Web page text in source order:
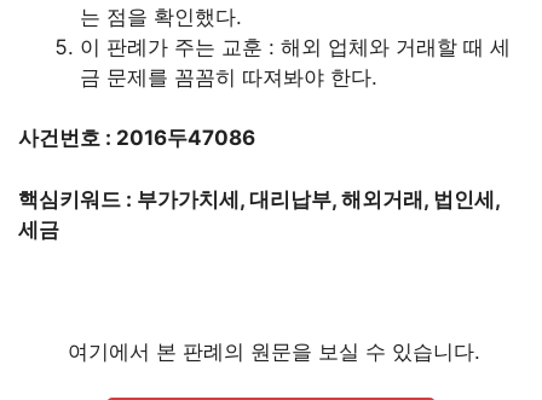
는 점을 확인했다.
이 판례가 주는 교훈 : 해외 업체와 거래할 때 세
금 문제를 꼼꼼히 따져봐야 한다.
사건번호 : 2016두47086
핵심키워드 : 부가가치세, 대리납부, 해외거래, 법인세,
세금
여기에서 본 판례의 원문을 보실 수 있습니다.